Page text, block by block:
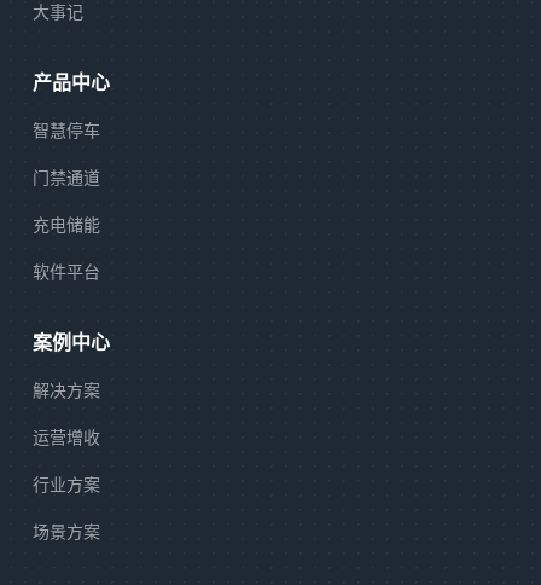
大事记
产品中心
智慧停车
门禁通道
充电储能
软件平台
案例中心
解决方案
运营增收
行业方案
场景方案